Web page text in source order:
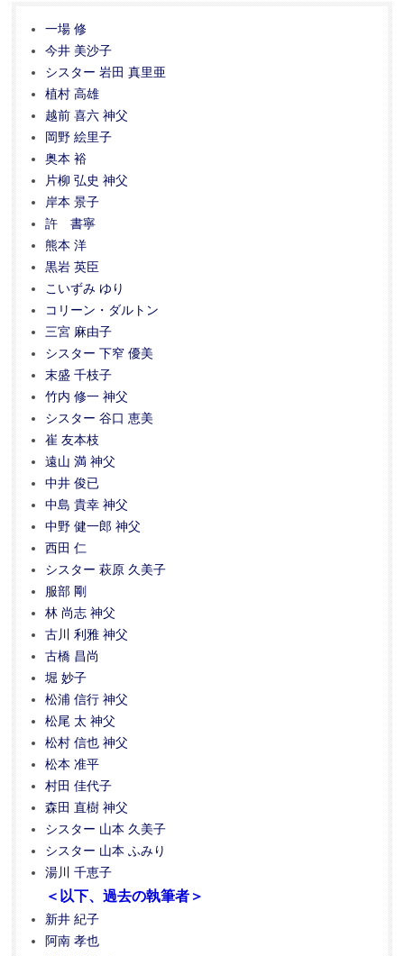
一場 修
今井 美沙子
シスター 岩田 真里亜
植村 高雄
越前 喜六 神父
岡野 絵里子
奥本 裕
片柳 弘史 神父
岸本 景子
許 書寧
熊本 洋
黒岩 英臣
こいずみ ゆり
コリーン・ダルトン
三宮 麻由子
シスター 下窄 優美
末盛 千枝子
竹内 修一 神父
シスター 谷口 恵美
崔 友本枝
遠山 満 神父
中井 俊已
中島 貴幸 神父
中野 健一郎 神父
西田 仁
シスター 萩原 久美子
服部 剛
林 尚志 神父
古川 利雅 神父
古橋 昌尚
堀 妙子
松浦 信行 神父
松尾 太 神父
松村 信也 神父
松本 准平
村田 佳代子
森田 直樹 神父
シスター 山本 久美子
シスター 山本 ふみり
湯川 千恵子
＜以下、過去の執筆者＞
新井 紀子
阿南 孝也